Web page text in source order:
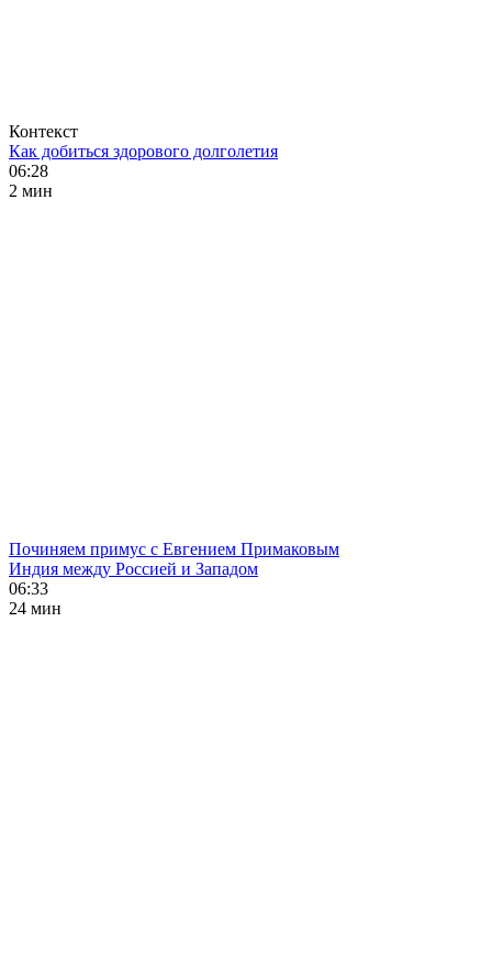
Контекст
Как добиться здорового долголетия
06:28
2 мин
Починяем примус с Евгением Примаковым
Индия между Россией и Западом
06:33
24 мин